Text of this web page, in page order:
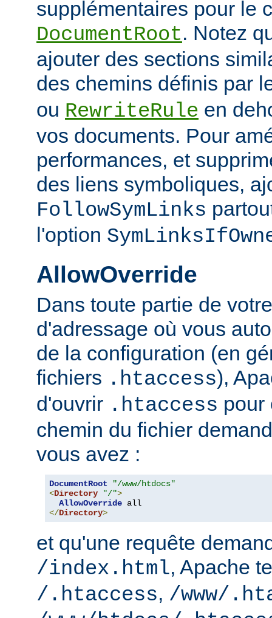
supplémentaires pour le
DocumentRoot. Notez
ajouter des sections
des chemins définis par
ou RewriteRule en
vos documents. Pour
performances, et
des liens symboliques,
FollowSymLinks
l'option
AllowOverride
Dans toute partie de
d'adressage où vous
de la configuration (en
fichiers .htaccess),
d'ouvrir .htaccess pour
chemin du fichier
vous avez :
DocumentRoot
"/www/htdocs"
<Directory "/">
AllowOverride
</Directory>
et qu'une requête
/index.html, Apache
/.htaccess, /www/